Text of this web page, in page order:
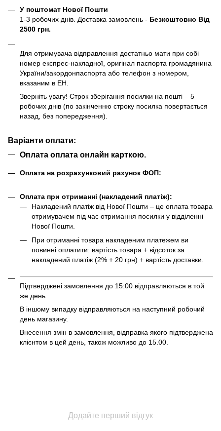
У поштомат Нової Пошти
1-3 робочих днів. Доставка замовлень - Безкоштовно Від
2500 грн.
Для отримувача відправлення достатньо мати при собі
номер експрес-накладної, оригінал паспорта громадянина
України/закордонпаспорта або телефон з номером,
вказаним в ЕН.
Зверніть увагу! Строк зберігання посилки на пошті – 5
робочих днів (по закінченню строку посилка повертається
назад, без попередження).
Варіанти оплати:
Оплата оплата онлайн карткою.
Оплата на розрахунковий рахунок ФОП:
Оплата при отриманні (накладений платіж):
Накладений платіж від Нової Пошти – це оплата товара
отримувачем під час отримання посилки у відділенні
Нової Пошти.
При отриманні товара накладеним платежем ви
повинні оплатити: вартість товара + відсоток за
накладений платіж (2% + 20 грн) + вартість доставки.
Підтверджені замовлення до 15:00 відправляються в той
же день
В іншому випадку відправляються на наступний робочий
день магазину.
Внесення змін в замовлення, відправка якого підтверджена
клієнтом в цей день, також можливо до 15.00.
Додайте перший відгук